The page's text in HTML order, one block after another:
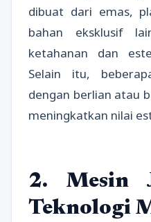
dibuat dari emas,
bahan eksklusif
ketahanan dan
Selain itu,
dengan berlian atau
meningkatkan nilai
2. Mesin
Teknologi